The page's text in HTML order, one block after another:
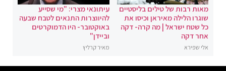
מאות רבות של טילים בליסטיים
שוגרו הלילה מאיראן וכיסו את
כל שטח ישראל | מה קרה- דקה
אחר דקה
אלי שפירא
עיתונאי מצרי: "מי שסייע
להיווצרות התנאים לטבח שבעה
באוקטובר- היו הדמוקרטים
וביידן"
מאיר קרליץ